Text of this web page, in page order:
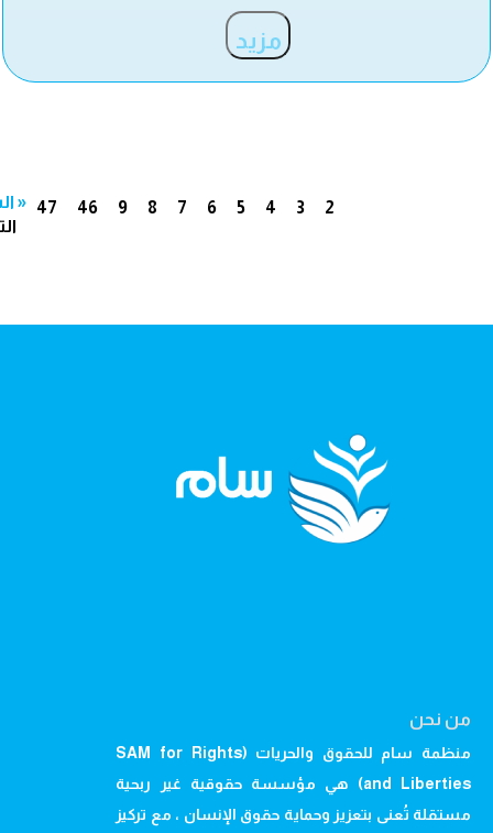
مزيد
« 2
3
4
5
6
7
8
9
46
47
من نحن
منظمة سام للحقوق والحريات (SAM for Rights
and Liberties) هي مؤسسة حقوقية غير ربحية
مستقلة تُعنى بتعزيز وحماية حقوق الإنسان ، مع تركيز